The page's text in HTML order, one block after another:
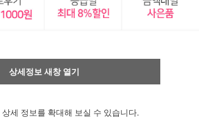
상세정보 새창 열기
상세 정보를 확대해 보실 수 있습니다.